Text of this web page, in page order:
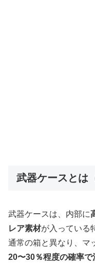
武器ケースとは
武器ケースは、内部に
レア素材が入っている
通常の箱と異なり、マ
20〜30％程度の確率